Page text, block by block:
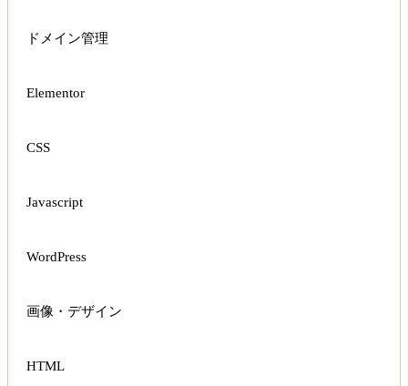
ドメイン管理
Elementor
CSS
Javascript
WordPress
画像・デザイン
HTML